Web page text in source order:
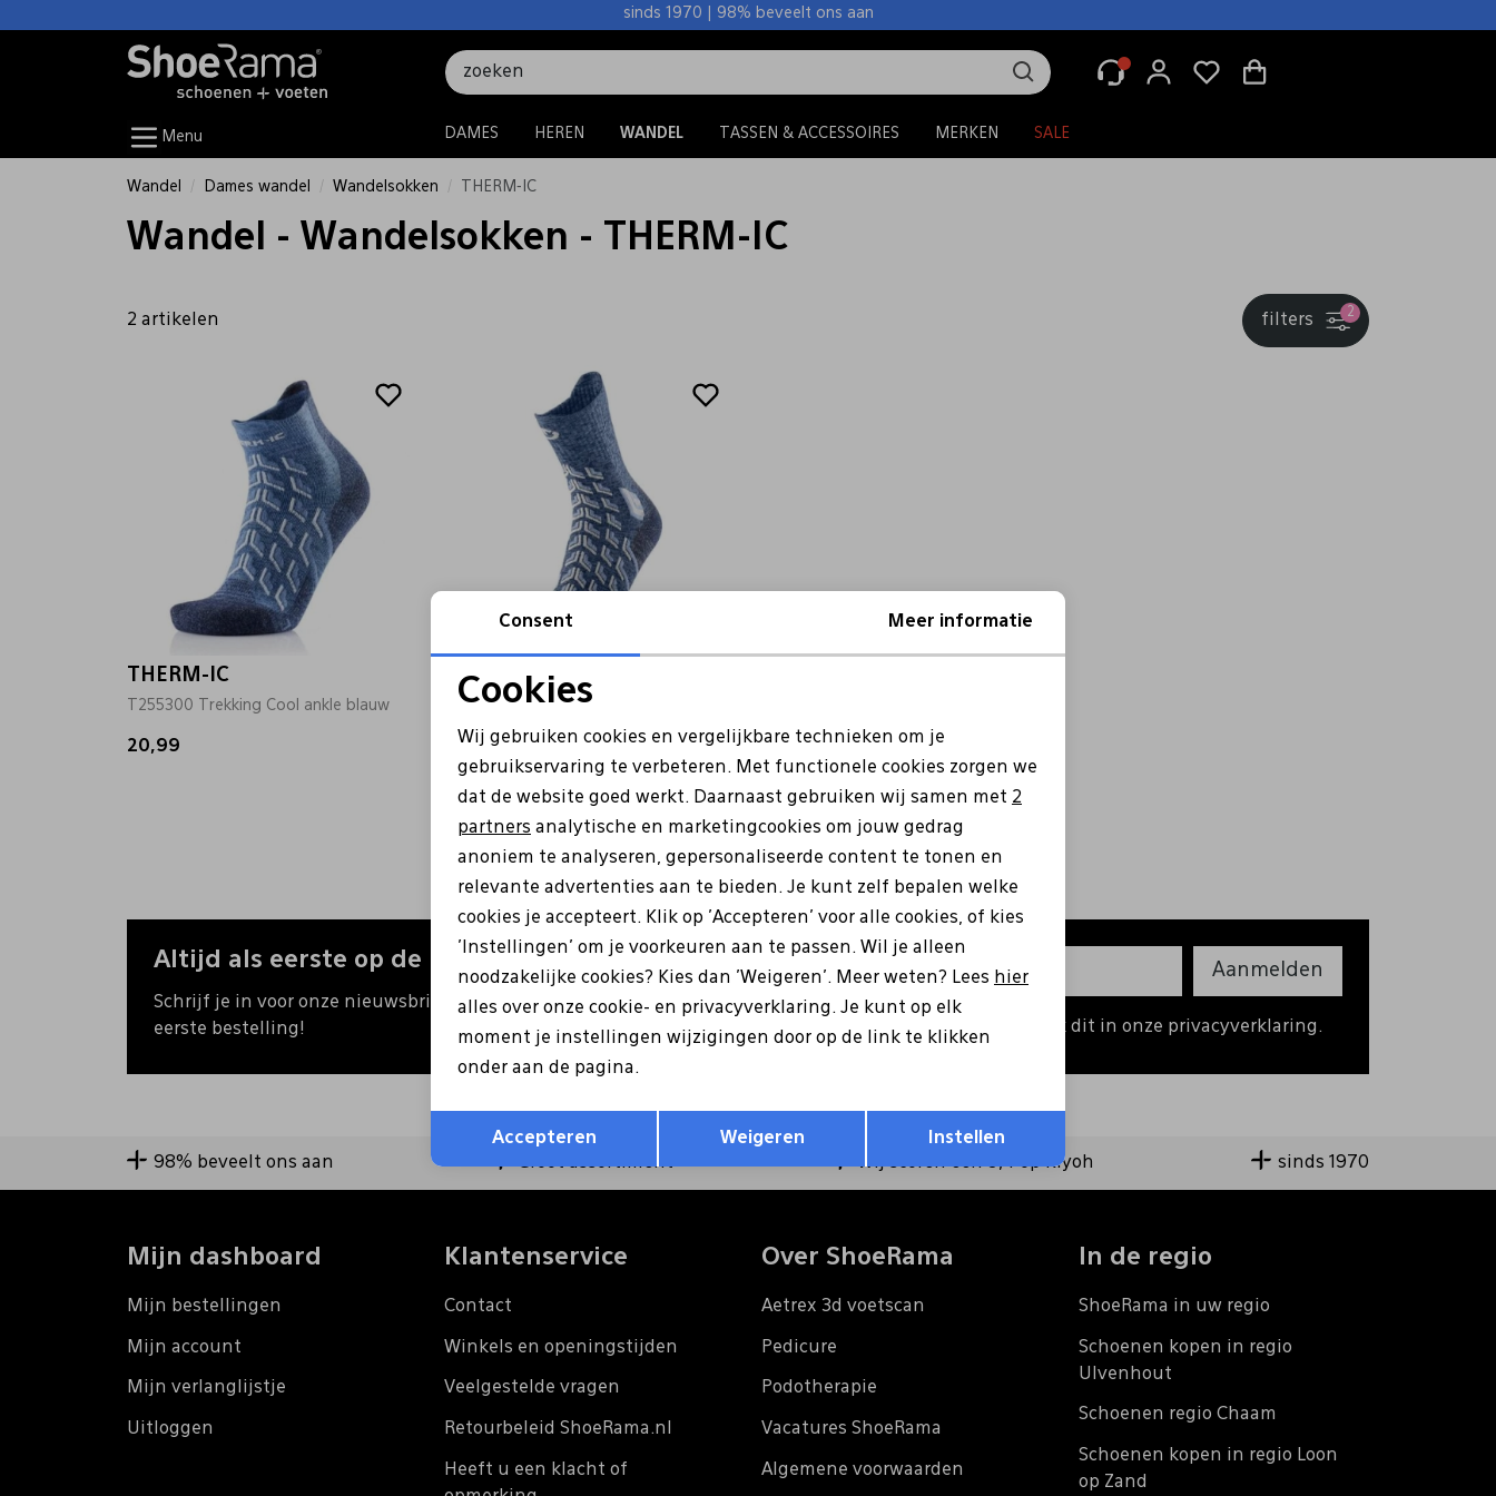
sinds 1970 | 98% beveelt ons aan
Menu DAMES HEREN WANDEL TASSEN & ACCESSOIRES MERKEN SALE
Wandel Dames wandel Wandelsokken THERM-IC
Wandel - Wandelsokken - THERM-IC
2 artikelen 2
filters
THERM-IC
T255300 Trekking Cool ankle blauw
20,99
THERM-IC
T255350 blauw
23,99
Altijd als eerste op de hoogte zijn?
Schrijf je in voor onze nieuwsbrief en ontvang €5 korting op je
eerste bestelling!
Aanmelden
Hoe we met je data omgaan? Bekijk dit in onze privacyverklaring.
98% beveelt ons aan Groot assortiment Wij scoren een 9,4 op Kiyoh sinds 1970
Mijn dashboard
Mijn bestellingen
Mijn account
Mijn verlanglijstje
Uitloggen
Klantenservice
Contact
Winkels en openingstijden
Veelgestelde vragen
Retourbeleid ShoeRama.nl
Heeft u een klacht of
Over ShoeRama
Aetrex 3d voetscan
Pedicure
Podotherapie
Vacatures ShoeRama
Algemene voorwaarden
In de regio
ShoeRama in uw regio
Schoenen kopen in regio
Ulvenhout
Schoenen regio Chaam
Schoenen kopen in regio Loon
op Zand
Noodzakelijke cookies
Analytische cookies Marketing cookies
Terug Opslaan
Consent Meer informatie
Cookies
Wij gebruiken cookies en vergelijkbare technieken om je
gebruikservaring te verbeteren. Met functionele cookies zorgen we
dat de website goed werkt. Daarnaast gebruiken wij samen met 2
partners analytische en marketingcookies om jouw gedrag
anoniem te analyseren, gepersonaliseerde content te tonen en
relevante advertenties aan te bieden. Je kunt zelf bepalen welke
cookies je accepteert. Klik op 'Accepteren' voor alle cookies, of kies
'Instellingen' om je voorkeuren aan te passen. Wil je alleen
noodzakelijke cookies? Kies dan 'Weigeren'. Meer weten? Lees hier
alles over onze cookie- en privacyverklaring. Je kunt op elk
moment je instellingen wijzigingen door op de link te klikken
onder aan de pagina.
Accepteren Weigeren Instellen